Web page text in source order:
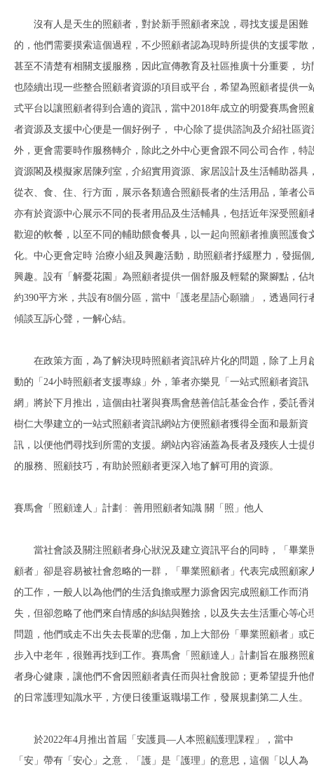
沒有人是天生的照顧者，對於新手照顧者來說，尋找支援是困難
的，他們需要摸索這個過程，不少照顧者認為現時所提供的支援零散
甚至不清楚有相關支援服務，因此宣傳教育及社區推廣十分重要， 坊
也陸續出現一些整合照顧者資源的項目或平台，希望為照顧者提供一
式平台以讓照顧者得到合適的資訊，當中2018年成立的明愛賽馬會照
者資源及支援中心便是一個好例子， 中心除了提供諮詢及介紹社區資
外，更會需要時作服務轉介，除此之外中心更會跟不同公司合作，特
資源閣及模擬家居陳列室，介紹實用資源、家居設計及生活輔助器具
從衣、食、住、行方面，展示各類適合照顧長者的生活用品，筆者公
亦有於資源中心展示不同的長者用品及生活輔具，包括近年深受照顧
歡迎的軟餐，以至不同的輔助餵食餐具，以一起向照顧者推廣照護食
化。中心更會定時 治療小組及興趣活動，助照顧者抒緩壓力，發掘個
興趣。設有「解憂花園」為照顧者提供一個舒服及輕鬆的聚腳點，佔
約390平方米，共設有8個分區，當中「護老星語心願牆」，透過同行
傾談互訴心聲，一解心結。
在政策方面，為了解決現時照顧者資訊碎片化的問題，除了上月
動的「24小時照顧者支援專線」外，筆者亦樂見「一站式照顧者資訊
網」將於下月推出，這個由社署與賽馬會慈善信託基金合作，委託香
樹仁大學建立的一站式照顧者資訊網站方便照顧者獲得全面和最新資
訊，以便他們尋找到所需的支援。網站內容涵蓋為長者及殘疾人士提
的服務、照顧技巧，有助於照顧者更深入地了解可用的資源。
賽馬會「照顧達人」計劃 : 善用照顧者知識 關「照」他人
當社會談及關注照顧者身心狀況及建立資訊平台的同時，「畢業
顧者」卻是容易被社會忽略的一群，「畢業照顧者」代表完成照顧家
的工作，一般人以為他們的生活負擔或壓力源會因完成照顧工作而消
失，但卻忽略了他們來自情感的糾結與難捨，以及失去生活重心等心
問題，他們或走不出失去長輩的悲傷，加上大部份「畢業照顧者」或
步入中老年，很難再找到工作。賽馬會「照顧達人」計劃旨在服務照
者身心健康，讓他們不會因照顧者責任而與社會脫節；更希望提升他
的日常護理知識水平，方便日後重返職場工作，發展規劃第二人生。
於2022年4月推出首屆「安護員—人本照顧護理課程」，當中
「安」帶有「安心」之意﹐「護」是「護理」的意思，這個「以人為